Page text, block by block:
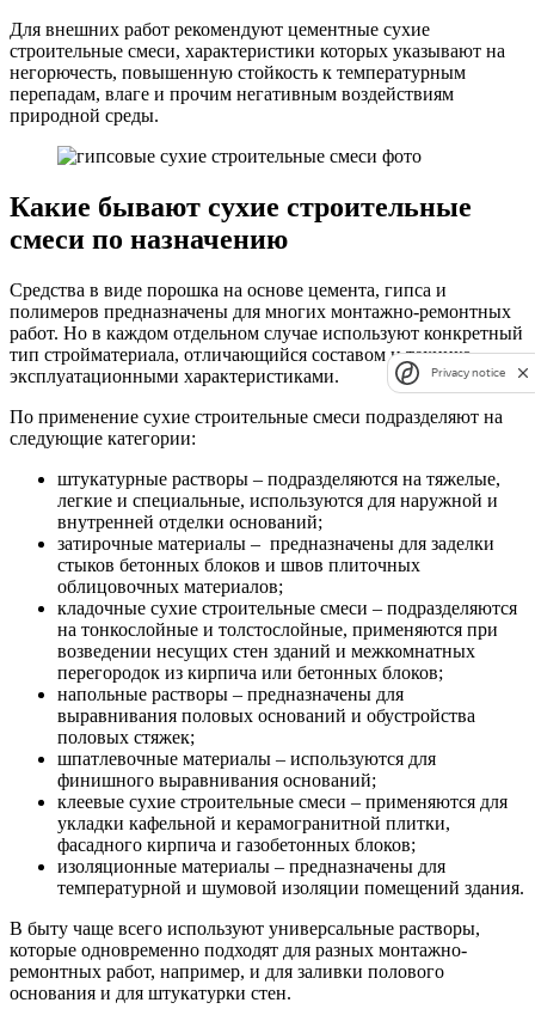
Для внешних работ рекомендуют цементные сухие
строительные смеси, характеристики которых указывают на
негорючесть, повышенную стойкость к температурным
перепадам, влаге и прочим негативным воздействиям
природной среды.
Какие бывают сухие строительные
смеси по назначению
Средства в виде порошка на основе цемента, гипса и
полимеров предназначены для многих монтажно-ремонтных
работ. Но в каждом отдельном случае используют конкретный
тип стройматериала, отличающийся составом и технико-
эксплуатационными характеристиками.
По применение сухие строительные смеси подразделяют на
следующие категории:
штукатурные растворы – подразделяются на тяжелые,
легкие и специальные, используются для наружной и
внутренней отделки оснований;
затирочные материалы – предназначены для заделки
стыков бетонных блоков и швов плиточных
облицовочных материалов;
кладочные сухие строительные смеси – подразделяются
на тонкослойные и толстослойные, применяются при
возведении несущих стен зданий и межкомнатных
перегородок из кирпича или бетонных блоков;
напольные растворы – предназначены для
выравнивания половых оснований и обустройства
половых стяжек;
шпатлевочные материалы – используются для
финишного выравнивания оснований;
клеевые сухие строительные смеси – применяются для
укладки кафельной и керамогранитной плитки,
фасадного кирпича и газобетонных блоков;
изоляционные материалы – предназначены для
температурной и шумовой изоляции помещений здания.
В быту чаще всего используют универсальные растворы,
которые одновременно подходят для разных монтажно-
ремонтных работ, например, и для заливки полового
основания и для штукатурки стен.
Privacy notice